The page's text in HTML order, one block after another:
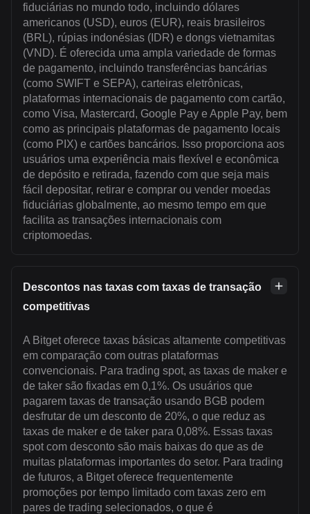
fiduciárias no mundo todo, incluindo dólares
americanos (USD), euros (EUR), reais brasileiros
(BRL), rúpias indonésias (IDR) e dongs vietnamitas
(VND). É oferecida uma ampla variedade de formas
de pagamento, incluindo transferências bancárias
(como SWIFT e SEPA), carteiras eletrônicas,
plataformas internacionais de pagamento com cartão,
como Visa, Mastercard, Google Pay e Apple Pay, bem
como as principais plataformas de pagamento locais
(como PIX) e cartões bancários. Isso proporciona aos
usuários uma experiência mais flexível e econômica
de depósito e retirada, fazendo com que seja mais
fácil depositar, retirar e comprar ou vender moedas
fiduciárias globalmente, ao mesmo tempo em que
facilita as transações internacionais com
criptomoedas.
Descontos nas taxas com taxas de transação
competitivas
A Bitget oferece taxas básicas altamente competitivas
em comparação com outras plataformas
convencionais. Para trading spot, as taxas de maker e
de taker são fixadas em 0,1%. Os usuários que
pagarem taxas de transação usando BGB podem
desfrutar de um desconto de 20%, o que reduz as
taxas de maker e de taker para 0,08%. Essas taxas
spot com desconto são mais baixas do que as de
muitas plataformas importantes do setor. Para trading
de futuros, a Bitget oferece frequentemente
promoções por tempo limitado com taxas zero em
pares de trading selecionados, o que é